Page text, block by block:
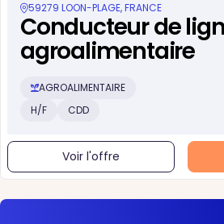
59279 LOON-PLAGE, FRANCE
Conducteur de
agroalimentaire
AGROALIMENTAIRE
H/F
CDD
Voir l'offre